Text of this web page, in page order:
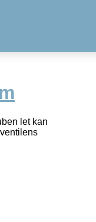
let kan